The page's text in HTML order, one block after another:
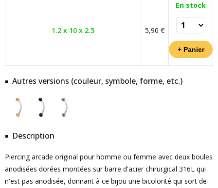
1.2 x 10 x 2.5 5,90 €
En stock
Autres versions (couleur, symbole, forme, etc.)
Description
Piercing arcade original pour homme ou femme avec deux boules
anodisées dorées montées sur barre d'acier chirurgical 316L qui
n'est pas anodisée, donnant à ce bijou une bicolorité qui sort de